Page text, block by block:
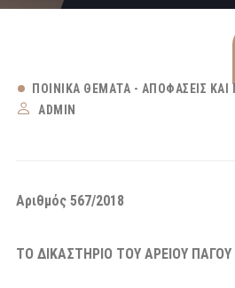
ΠΟΙΝΙΚΆ ΘΈΜΑΤΑ - ΑΠΟΦΆΣΕΙΣ ΚΑΙ
ADMIN
Αριθμός 567/2018
ΤΟ ΔΙΚΑΣΤΗΡΙΟ ΤΟΥ ΑΡΕΙΟΥ ΠΑΓΟΥ